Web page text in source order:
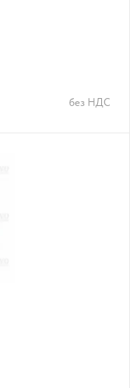
без НДС